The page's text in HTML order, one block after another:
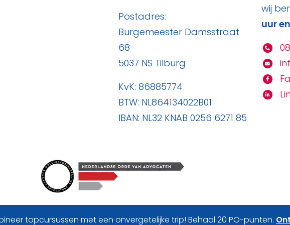
Postadres:
Burgemeester Damsstraat
68
5037 NS Tilburg
KvK: 86885774
BTW: NL864134022B01
IBAN: NL32 KNAB 0256 6271 85
wij
uur
hier onzeprivacy statement&algemene voorwaarden
topcursussen met een onvergetelijke trip! Behaal 20 PO-punten.